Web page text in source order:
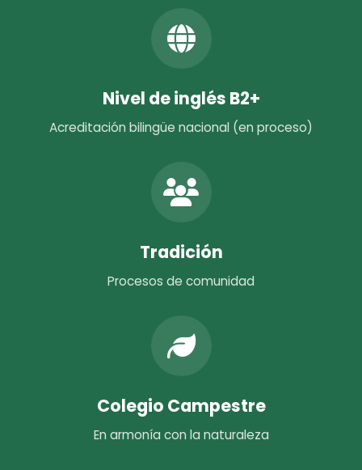
Nivel de inglés B2+
Acreditación bilingüe nacional (en proceso)
Tradición
Procesos de comunidad
Colegio Campestre
En armonía con la naturaleza